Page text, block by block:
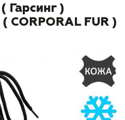
Гарсинг )
CORPORAL FUR )